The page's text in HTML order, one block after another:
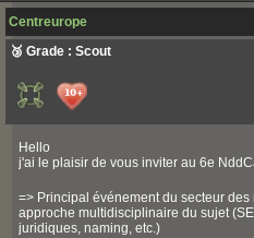
Centreurope
🥉 Grade : Scout
Hello
j'ai le plaisir de vous inviter au 6e
=> Principal événement du secteur
approche multidisciplinaire du sujet
juridiques, naming, etc.)